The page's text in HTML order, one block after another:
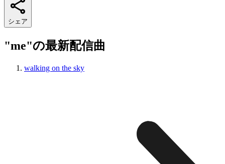
シェア
"me"の最新配信曲
walking on the sky